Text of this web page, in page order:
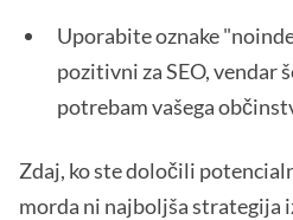
Uporabite oznake
pozitivni za SEO, vendar
potrebam vašega
Zdaj, ko ste določili
morda ni najboljša strategija